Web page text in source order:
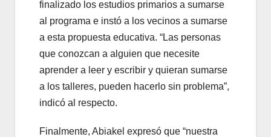
finalizado los estudios primarios a sumarse
al programa e instó a los vecinos a sumarse
a esta propuesta educativa. “Las personas
que conozcan a alguien que necesite
aprender a leer y escribir y quieran sumarse
a los talleres, pueden hacerlo sin problema”,
indicó al respecto.
Finalmente, Abiakel expresó que “nuestra